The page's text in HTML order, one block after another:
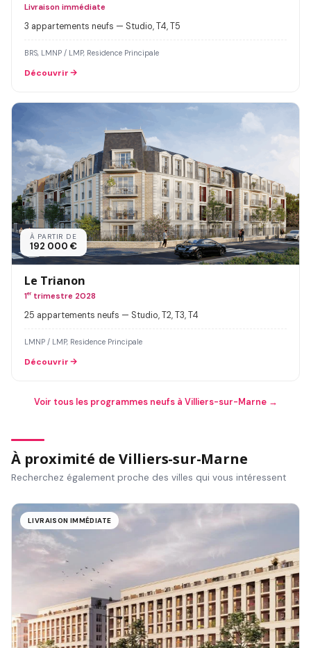
Livraison immédiate
3 appartements neufs — Studio, T4, T5
BRS, LMNP / LMP, Residence Principale
Découvrir
À PARTIR DE
192 000 €
Le Trianon
1ertrimestre 2028
25 appartements neufs — Studio, T2, T3, T4
LMNP / LMP, Residence Principale
Découvrir
Voir tous les programmes neufs à Villiers-sur-Marne →
À proximité de Villiers-sur-Marne
Recherchez également proche des villes qui vous intéressent
LIVRAISON IMMÉDIATE